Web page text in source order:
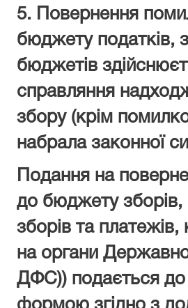
5. Повернення
бюджету податків,
бюджетів
справляння
збору (крім
набрала законної
Подання на
до бюджету зборів,
зборів та
на органи
ДФС)) подається до